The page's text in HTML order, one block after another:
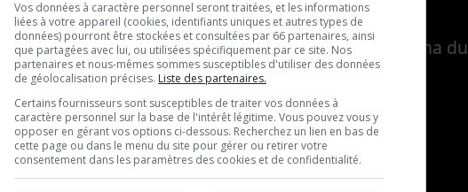
marinée au
de Frédéric
La recette de la
entretient avec Axel Vézina du
unity électro fest
Vos données à caractère personnel seront traitées, et les informations
liées à votre appareil (cookies, identifiants uniques et autres types de
données) pourront être stockées et consultées par 66 partenaires, ainsi
que partagées avec lui, ou utilisées spécifiquement par ce site. Nos
partenaires et nous-mêmes sommes susceptibles d'utiliser des données
de géolocalisation précises. Liste des partenaires.
Certains fournisseurs sont susceptibles de traiter vos données à
caractère personnel sur la base de l'intérêt légitime. Vous pouvez vous y
opposer en gérant vos options ci-dessous. Recherchez un lien en bas de
cette page ou dans le menu du site pour gérer ou retirer votre
consentement dans les paramètres des cookies et de confidentialité.